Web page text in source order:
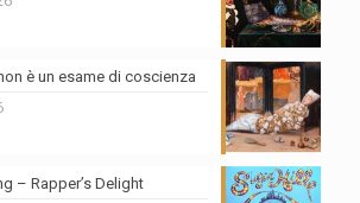
è un esame di coscienza
– Rapper’s Delight